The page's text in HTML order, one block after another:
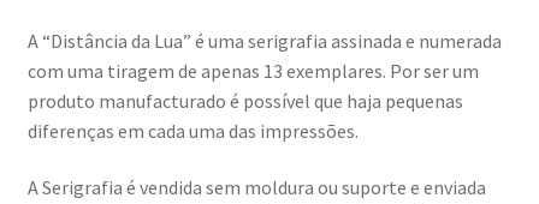
A “Distância da Lua” é uma serigrafia assinada e numerada
com uma tiragem de apenas 13 exemplares. Por ser um
produto manufacturado é possível que haja pequenas
diferenças em cada uma das impressões.
A Serigrafia é vendida sem moldura ou suporte e enviada